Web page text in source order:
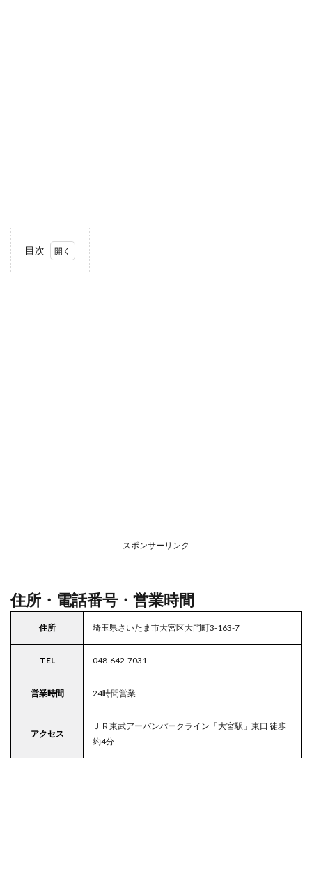
目次
ルエ
ツ
区の
駐車
ーパ
スポンサーリンク
住所・電話番号・営業時間
住所 埼玉県さいたま市大宮区大門町3-163-7
TEL 048-642-7031
営業時間 24時間営業
アクセス
ＪＲ東武アーバンパークライン「大宮駅」東口 徒歩
約4分